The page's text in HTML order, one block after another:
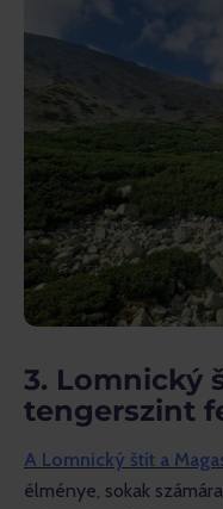
3. Lomnický
tengerszint
A Lomnický štít a
élménye, sokak